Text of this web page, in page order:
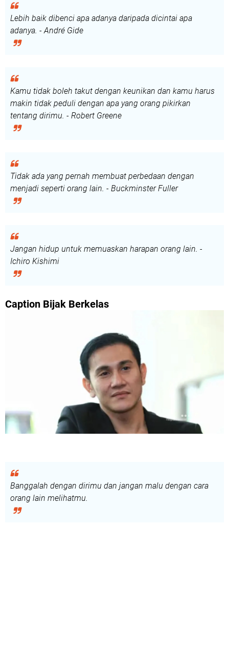
Lebih baik dibenci apa adanya daripada dicintai apa
adanya. - André Gide
Kamu tidak boleh takut dengan keunikan dan kamu harus
makin tidak peduli dengan apa yang orang pikirkan
tentang dirimu. - Robert Greene
Tidak ada yang pernah membuat perbedaan dengan
menjadi seperti orang lain. - Buckminster Fuller
Jangan hidup untuk memuaskan harapan orang lain. -
Ichiro Kishimi
Caption Bijak Berkelas
Banggalah dengan dirimu dan jangan malu dengan cara
orang lain melihatmu.